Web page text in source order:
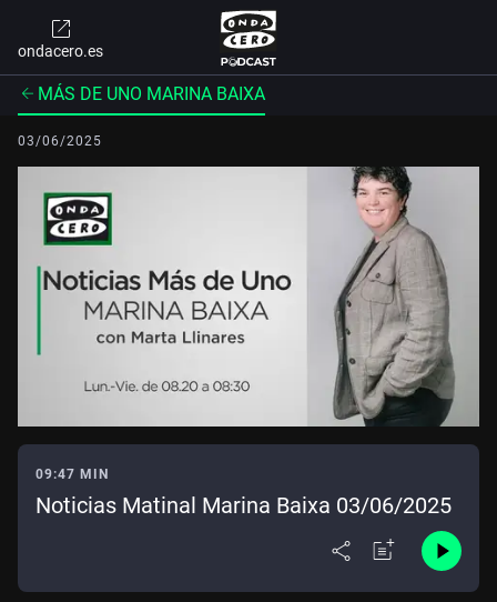
ondacero.es
MÁS DE UNO MARINA BAIXA
03/06/2025
09:47 MIN
Noticias Matinal Marina Baixa 03/06/2025